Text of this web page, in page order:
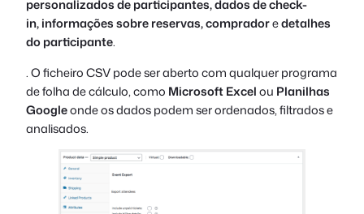
personalizados de participantes, dados de check-
in,informações sobre reservas, compradoredetalhes
do participante.
. O ficheiro CSV pode ser aberto com qualquer programa
de folha de cálculo, como Microsoft Excelou Planilhas
Googleonde os dados podem ser ordenados, filtrados e
analisados.